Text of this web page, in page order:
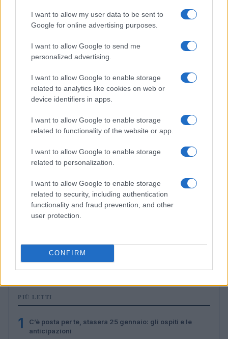
I want to allow my user data to be sent to
Google for online advertising purposes.
I want to allow Google to send me
personalized advertising.
I want to allow Google to enable storage
related to analytics like cookies on web or
device identifiers in apps.
I want to allow Google to enable storage
related to functionality of the website or app.
I want to allow Google to enable storage
related to personalization.
I want to allow Google to enable storage
related to security, including authentication
functionality and fraud prevention, and other
user protection.
CONFIRM
Multe ai genitori per i colloqui saltati: la decisione di
Bolzano
BREAKING NEWS
proteggere i lavoratori delle piattaforme
Andrea Innocenti · 3 Ago 2026
PIÙ LETTI
1
C’è posta per te, stasera 25 gennaio: gli ospiti e le
anticipazioni